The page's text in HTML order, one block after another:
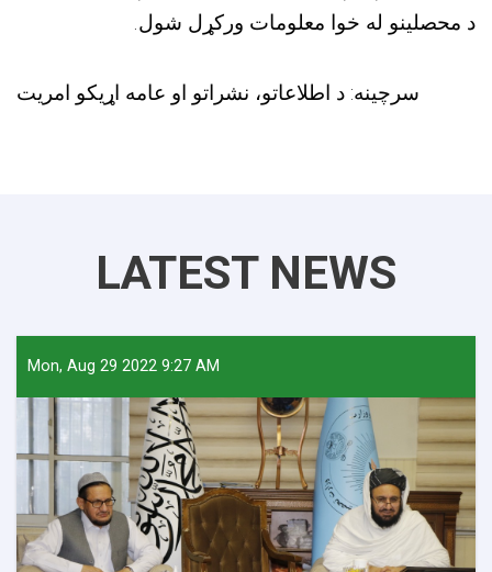
د محصلینو له خوا معلومات ورکړل شول.
سرچینه: د اطلاعاتو، نشراتو او عامه اړیکو امریت
LATEST NEWS
Mon, Aug 29 2022 9:27 AM